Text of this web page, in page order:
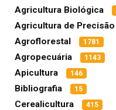
Agricultura Biológica
Agricultura de Precisão
Agroflorestal 1781
Agropecuária 1143
Apicultura 146
Bibliografia 15
Cerealicultura 415